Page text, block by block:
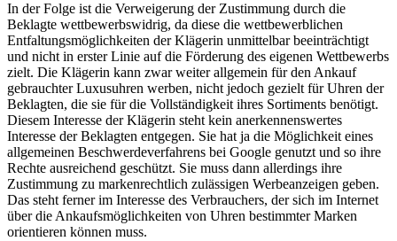
In der Folge ist die Verweigerung der Zustimmung durch die
Beklagte wettbewerbswidrig, da diese die wettbewerblichen
Entfaltungsmöglichkeiten der Klägerin unmittelbar beeinträchtigt
und nicht in erster Linie auf die Förderung des eigenen Wettbewerbs
zielt. Die Klägerin kann zwar weiter allgemein für den Ankauf
gebrauchter Luxusuhren werben, nicht jedoch gezielt für Uhren der
Beklagten, die sie für die Vollständigkeit ihres Sortiments benötigt.
Diesem Interesse der Klägerin steht kein anerkennenswertes
Interesse der Beklagten entgegen. Sie hat ja die Möglichkeit eines
allgemeinen Beschwerdeverfahrens bei Google genutzt und so ihre
Rechte ausreichend geschützt. Sie muss dann allerdings ihre
Zustimmung zu markenrechtlich zulässigen Werbeanzeigen geben.
Das steht ferner im Interesse des Verbrauchers, der sich im Internet
über die Ankaufsmöglichkeiten von Uhren bestimmter Marken
orientieren können muss.